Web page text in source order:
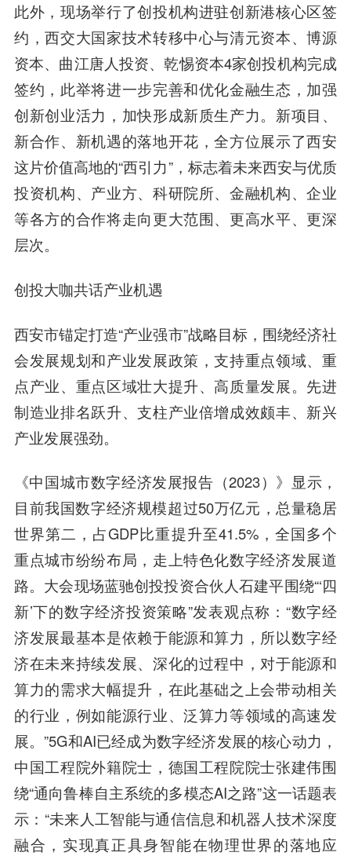
此外，现场举行了创投机构进驻创新港核心区签
约，西交大国家技术转移中心与清元资本、博源
资本、曲江唐人投资、乾惕资本4家创投机构完成
签约，此举将进一步完善和优化金融生态，加强
创新创业活力，加快形成新质生产力。新项目、
新合作、新机遇的落地开花，全方位展示了西安
这片价值高地的“西引力”，标志着未来西安与优质
投资机构、产业方、科研院所、金融机构、企业
等各方的合作将走向更大范围、更高水平、更深
层次。
创投大咖共话产业机遇
西安市锚定打造“产业强市”战略目标，围绕经济社
会发展规划和产业发展政策，支持重点领域、重
点产业、重点区域壮大提升、高质量发展。先进
制造业排名跃升、支柱产业倍增成效颇丰、新兴
产业发展强劲。
《中国城市数字经济发展报告（2023）》显示，
目前我国数字经济规模超过50万亿元，总量稳居
世界第二，占GDP比重提升至41.5%，全国多个
重点城市纷纷布局，走上特色化数字经济发展道
路。大会现场蓝驰创投投资合伙人石建平围绕“‘四
新’下的数字经济投资策略”发表观点称：“数字经
济发展最基本是依赖于能源和算力，所以数字经
济在未来持续发展、深化的过程中，对于能源和
算力的需求大幅提升，在此基础之上会带动相关
的行业，例如能源行业、泛算力等领域的高速发
展。”5G和AI已经成为数字经济发展的核心动力，
中国工程院外籍院士，德国工程院院士张建伟围
绕“通向鲁棒自主系统的多模态AI之路”这一话题表
示：“未来人工智能与通信信息和机器人技术深度
融合，实现真正具身智能在物理世界的落地应